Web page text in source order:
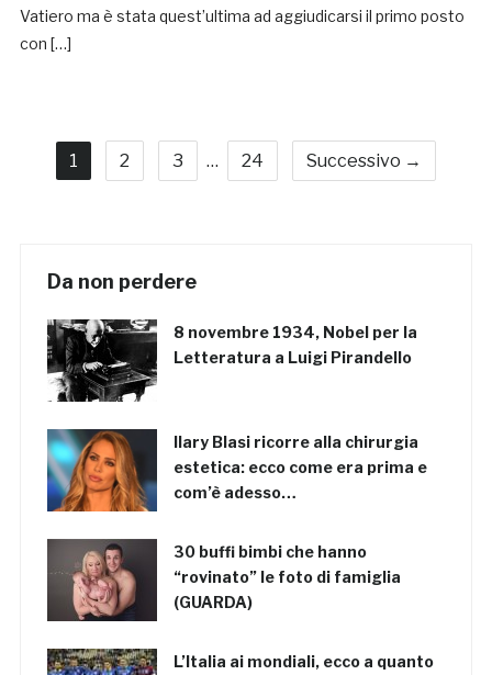
Vatiero ma è stata quest’ultima ad aggiudicarsi il primo posto
con […]
1 2 3 … 24 Successivo →
Da non perdere
8 novembre 1934, Nobel per la
Letteratura a Luigi Pirandello
Ilary Blasi ricorre alla chirurgia
estetica: ecco come era prima e
com’è adesso…
30 buffi bimbi che hanno
“rovinato” le foto di famiglia
(GUARDA)
L’Italia ai mondiali, ecco a quanto